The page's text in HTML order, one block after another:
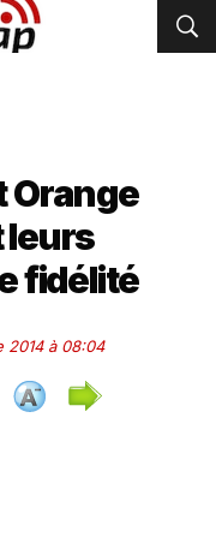
Orange
leurs
fidélité
2014 à 08:04